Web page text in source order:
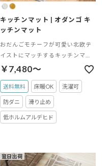
キッチンマット | オダンゴ キ
ッチンマット
おだんごモチーフが可愛い北欧テ
イストにマッチするキッチンマッ
ト
￥7,480～
送料無料 床暖OK 洗濯可
防ダニ 滑り止め
低ホルムアルデヒド
翌日出荷